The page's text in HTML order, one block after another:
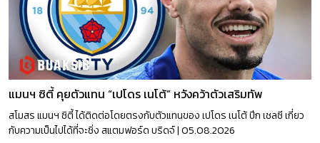
แมนฯ ซิตี้ คุยตัวแทน “เปโดร เนโต้” หวังคว้าตัวเสริมทัพ
สโมสร แมนฯ ซิตี้ ได้ติดต่อโดยตรงกับตัวแทนของ เปโดร เนโต้ ปีก เชลซี เกี่ยว
กับความเป็นไปได้ที่จะชิ่ง สแตมฟอร์ด บริดจ์ | 05.08.2026